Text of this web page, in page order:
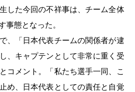
した今回の不祥事は、チーム全体
事態となった。
、「日本代表チームの関係者が逮
、キャプテンとして非常に重く受
コメント。「私たち選手一同、こ
め、日本代表としての責任と自覚